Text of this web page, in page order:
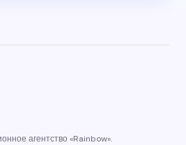
агентство «Rainbow».